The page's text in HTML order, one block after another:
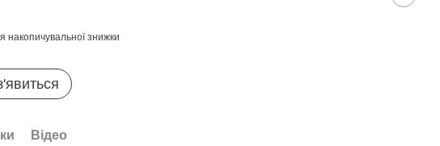
накопичувальної знижки
Відео